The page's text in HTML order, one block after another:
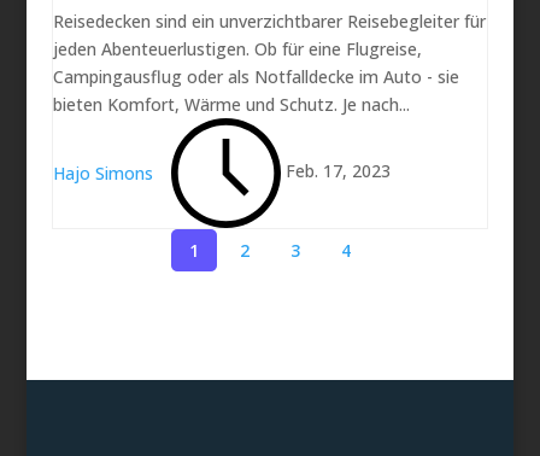
Reisedecken sind ein unverzichtbarer Reisebegleiter für
jeden Abenteuerlustigen. Ob für eine Flugreise,
Campingausflug oder als Notfalldecke im Auto - sie
bieten Komfort, Wärme und Schutz. Je nach...
Hajo Simons Feb. 17, 2023
1 2 3 4